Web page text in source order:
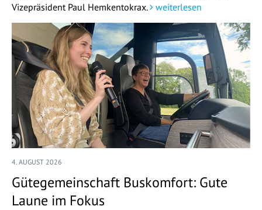
Vizepräsident Paul Hemkentokrax.
weiterlesen
4. AUGUST 2026
Gütegemeinschaft Buskomfort: Gute
Laune im Fokus